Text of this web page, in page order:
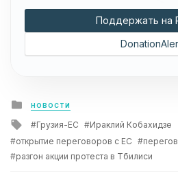
Поддержать на
Posted
in
НОВОСТИ
Tagged
Грузия-ЕС
Ираклий Кобахидзе
открытие переговоров с ЕС
разгон акции протеста в Тбилиси